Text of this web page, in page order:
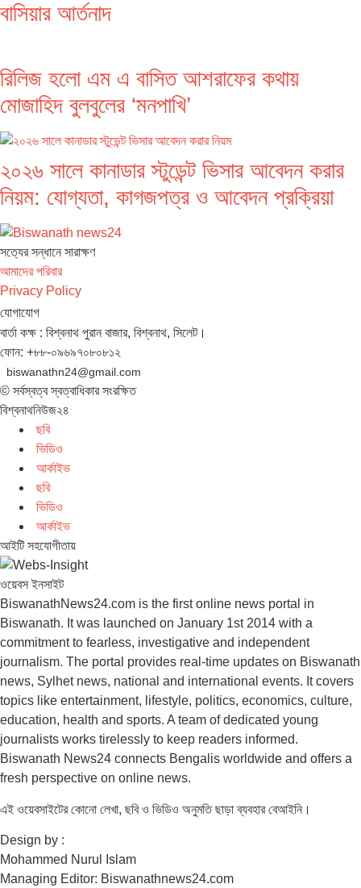
বাসিয়ার আর্তনাদ
রিলিজ হলো এম এ বাসিত আশরাফের কথায়
মোজাহিদ বুলবুলের ‘মনপাখি’
২০২৬ সালে কানাডার স্টুডেন্ট ভিসার আবেদন করার
নিয়ম: যোগ্যতা, কাগজপত্র ও আবেদন প্রক্রিয়া
সত‌্যের সন্ধানে সারাক্ষণ
আমাদের পরিবার
Privacy Policy
যোগাযোগ
বার্তা কক্ষ : বিশ্বনাথ পুরান বাজার, বিশ্বনাথ, সিলেট।
ফোন: +৮৮-০৯৬৯৭০৮০৮১২
biswanathn24@gmail.com
© সর্বস্বত্ব স্বত্বাধিকার সংরক্ষিত
বিশ্বনাথনিউজ২৪
ছবি
ভিডিও
আর্কাইভ
ছবি
ভিডিও
আর্কাইভ
আইটি সহযোগীতায়
ওয়েবস ইনসাইট
BiswanathNews24.com is the first online news portal in
Biswanath. It was launched on January 1st 2014 with a
commitment to fearless, investigative and independent
journalism. The portal provides real-time updates on Biswanath
news, Sylhet news, national and international events. It covers
topics like entertainment, lifestyle, politics, economics, culture,
education, health and sports. A team of dedicated young
journalists works tirelessly to keep readers informed.
Biswanath News24 connects Bengalis worldwide and offers a
fresh perspective on online news.
এই ওয়েবসাইটের কোনো লেখা, ছবি ও ভিডিও অনুমতি ছাড়া ব্যবহার বেআইনি।
Design by :
Mohammed Nurul Islam
Managing Editor: Biswanathnews24.com